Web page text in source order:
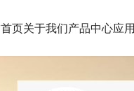
首页关于我们产品中心应